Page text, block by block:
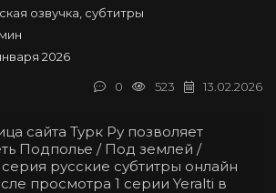
озвучка, субтитры
2026
13.02.2026
523
0
сайта Турк Ру позволяет
Подполье / Под землей /
русские субтитры онлайн
просмотра 1 серии Yeralti в